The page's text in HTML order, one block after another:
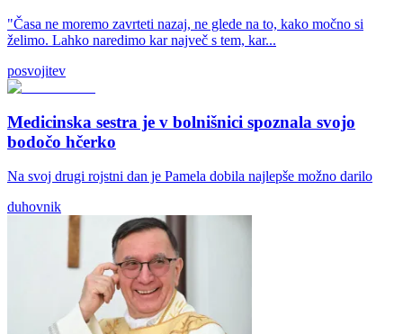
"Časa ne moremo zavrteti nazaj, ne glede na to, kako močno si
želimo. Lahko naredimo kar največ s tem, kar...
posvojitev
Medicinska sestra je v bolnišnici spoznala svojo
bodočo hčerko
Na svoj drugi rojstni dan je Pamela dobila najlepše možno darilo
duhovnik